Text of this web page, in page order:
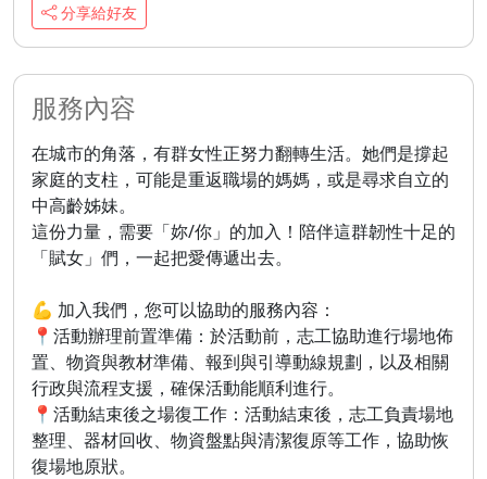
分享給好友
服務內容
在城市的角落，有群女性正努力翻轉生活。她們是撐起
家庭的支柱，可能是重返職場的媽媽，或是尋求自立的
中高齡姊妹。
這份力量，需要「妳/你」的加入！陪伴這群韌性十足的
「賦女」們，一起把愛傳遞出去。
💪 加入我們，您可以協助的服務內容：
📍活動辦理前置準備：於活動前，志工協助進行場地佈
置、物資與教材準備、報到與引導動線規劃，以及相關
行政與流程支援，確保活動能順利進行。
📍活動結束後之場復工作：活動結束後，志工負責場地
整理、器材回收、物資盤點與清潔復原等工作，協助恢
復場地原狀。